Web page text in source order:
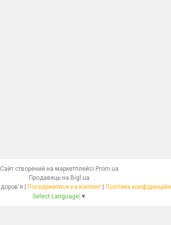
Сайт створений на маркетплейсі Prom.ua
Продавець на Bigl.ua
Поскаржитися на контент
Політика
Select Language ▼